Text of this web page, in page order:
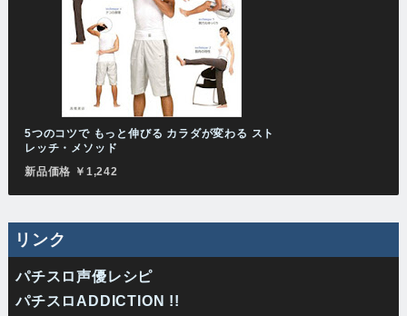
5つのコツで もっと伸びる カラダが変わる スト
レッチ・メソッド
新品価格 ￥1,242
リンク
パチスロ声優レシピ
パチスロADDICTION !!